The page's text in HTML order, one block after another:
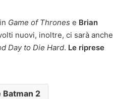
Game of Thrones e Brian
nuovi, inoltre, ci sarà anche
Day to Die Hard. Le riprese
Batman 2